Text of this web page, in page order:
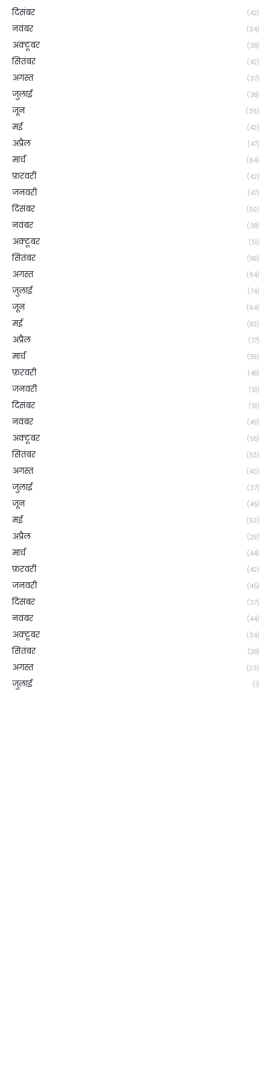
दिसंबर (42)
नवंबर (34)
अक्टूबर (38)
सितंबर (42)
अगस्त (37)
जुलाई (38)
जून (36)
मई (42)
अप्रैल (47)
मार्च (64)
फ़रवरी (42)
जनवरी (47)
दिसंबर (50)
नवंबर (38)
अक्टूबर (51)
सितंबर (59)
अगस्त (64)
जुलाई (74)
जून (64)
मई (92)
अप्रैल (77)
मार्च (59)
फ़रवरी (48)
जनवरी (51)
दिसंबर (51)
नवंबर (49)
अक्टूबर (55)
सितंबर (53)
अगस्त (40)
जुलाई (37)
जून (45)
मई (53)
अप्रैल (29)
मार्च (44)
फ़रवरी (42)
जनवरी (45)
दिसंबर (37)
नवंबर (44)
अक्टूबर (34)
सितंबर (28)
अगस्त (23)
जुलाई (1)